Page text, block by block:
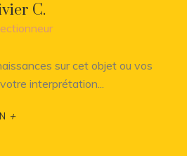
C.
sur cet objet ou vos
interprétation...
+